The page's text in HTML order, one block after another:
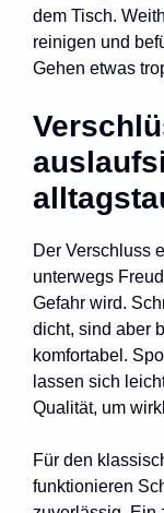
dem Tisch.
reinigen und
Gehen etwas
Der Verschluss
unterwegs
Gefahr wird.
dicht, sind aber
komfortabel.
lassen sich
Qualität, um
Für den
funktionieren